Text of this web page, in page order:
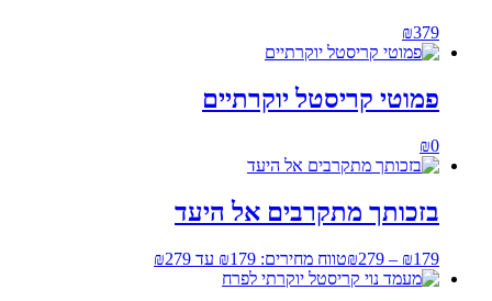
₪379
פמוטי קריסטל יוקרתיים
₪0
בזכותך מתקרבים אל היעד
₪179
–
₪279 טווח מחירים: ⁦₪179⁩ עד ⁦₪279⁩